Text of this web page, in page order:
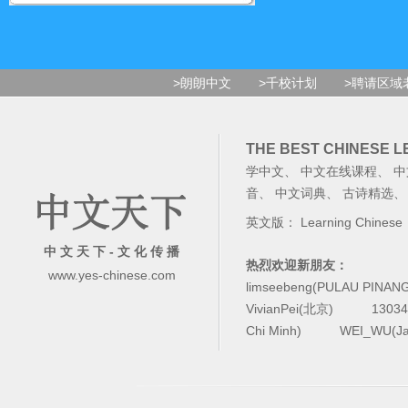
>朗朗中文 >千校计划 >聘请区域
中 文 天 下 - 文 化 传 播
www.yes-chinese.com
THE BEST CHINESE
学中文 中文在线课程
音
中文词典 古诗精选
英文版： Learning Chinese
热烈欢迎新朋友：
limseebeng(PULAU
VivianPei(北京)
Chi Minh)